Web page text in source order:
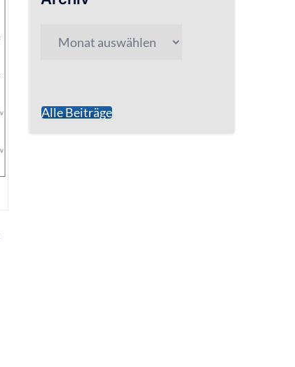
Archiv
Alle Beiträge